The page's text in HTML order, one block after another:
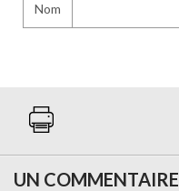
Nom
UN COMMENTAIRE